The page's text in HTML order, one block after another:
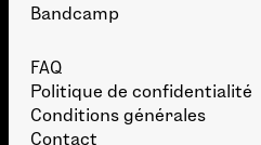
Bandcamp
FAQ
Politique de confidentialité
Conditions générales
Contact